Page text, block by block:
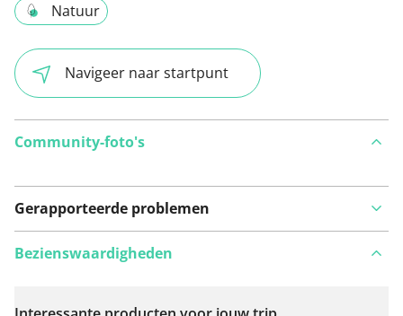
Natuur
Navigeer naar startpunt
Community-foto's
Gerapporteerde problemen
Bezienswaardigheden